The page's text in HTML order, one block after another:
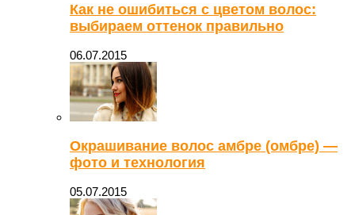
Как не ошибиться с цветом волос:
выбираем оттенок правильно
06.07.2015
Окрашивание волос амбре (омбре) —
фото и технология
05.07.2015